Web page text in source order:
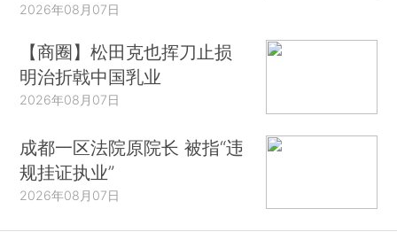
2026年08月07日
【商圈】松田克也挥刀止损
明治折戟中国乳业
2026年08月07日
成都一区法院原院长 被指“违
规挂证执业”
2026年08月07日